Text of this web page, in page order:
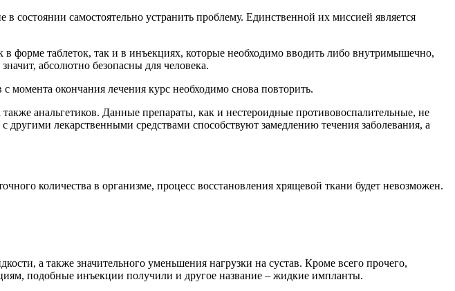
состоянии самостоятельно устранить проблему. Единственной их миссией является
форме таблеток, так и в инъекциях, которые необходимо вводить либо внутримышечно,
абсолютно безопасны для человека.
момента окончания лечения курс необходимо снова повторить.
анальгетиков. Данные препараты, как и нестероидные противовоспалительные, не
лекарственными средствами способствуют замедлению течения заболевания, а
количества в организме, процесс восстановления хрящевой ткани будет невозможен.
а также значительного уменьшения нагрузки на сустав. Кроме всего прочего,
подобные инъекции получили и другое название – жидкие импланты.